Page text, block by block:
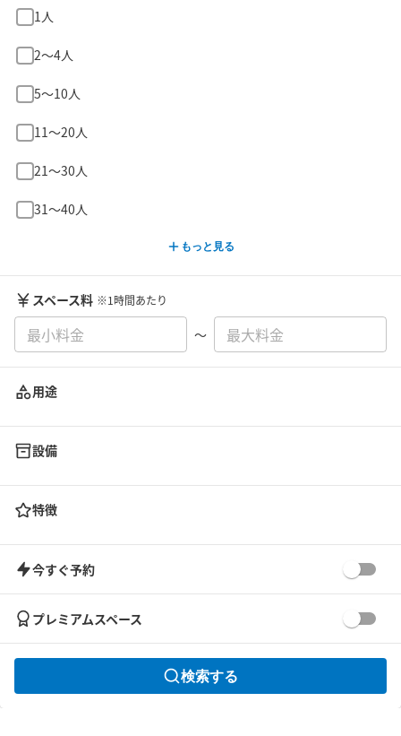
1人
2〜4人
5〜10人
11〜20人
21〜30人
31〜40人
もっと見る
スペース料 ※1時間あたり
〜
用途
設備
特徴
今すぐ予約
プレミアムスペース
検索する